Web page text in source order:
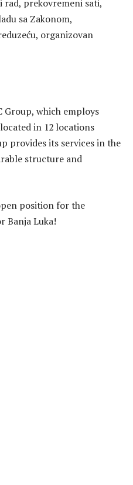
prekovremeni sati,
sa Zakonom,
organizovan
Group, which employs
in 12 locations
provides its services in the
structure and
position for the
Banja Luka!